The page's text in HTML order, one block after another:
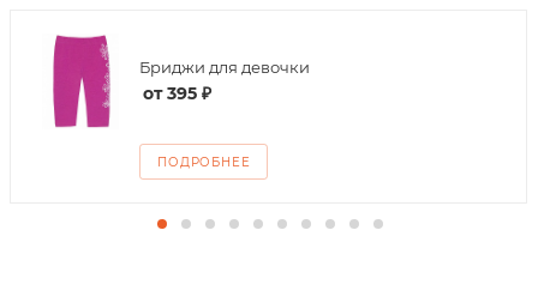
Бриджи для девочки
от395 ₽
ПОДРОБНЕЕ